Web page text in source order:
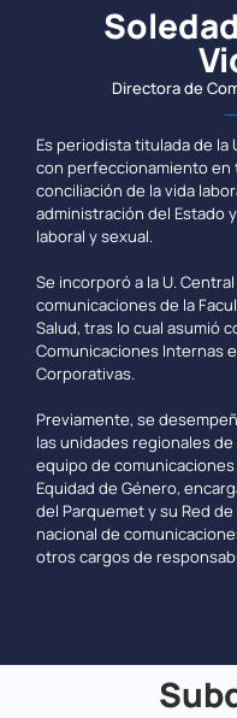
Directora de
Es periodista titulada de
con perfeccionamiento en
conciliación de la vida
administración del Estado
laboral y sexual.
Se incorporó a la U.
comunicaciones de la
Salud, tras lo cual asumió
Comunicaciones Internas
Corporativas.
Previamente, se
las unidades regionales
equipo de
Equidad de Género,
del Parquemet y su Red
nacional de
otros cargos de